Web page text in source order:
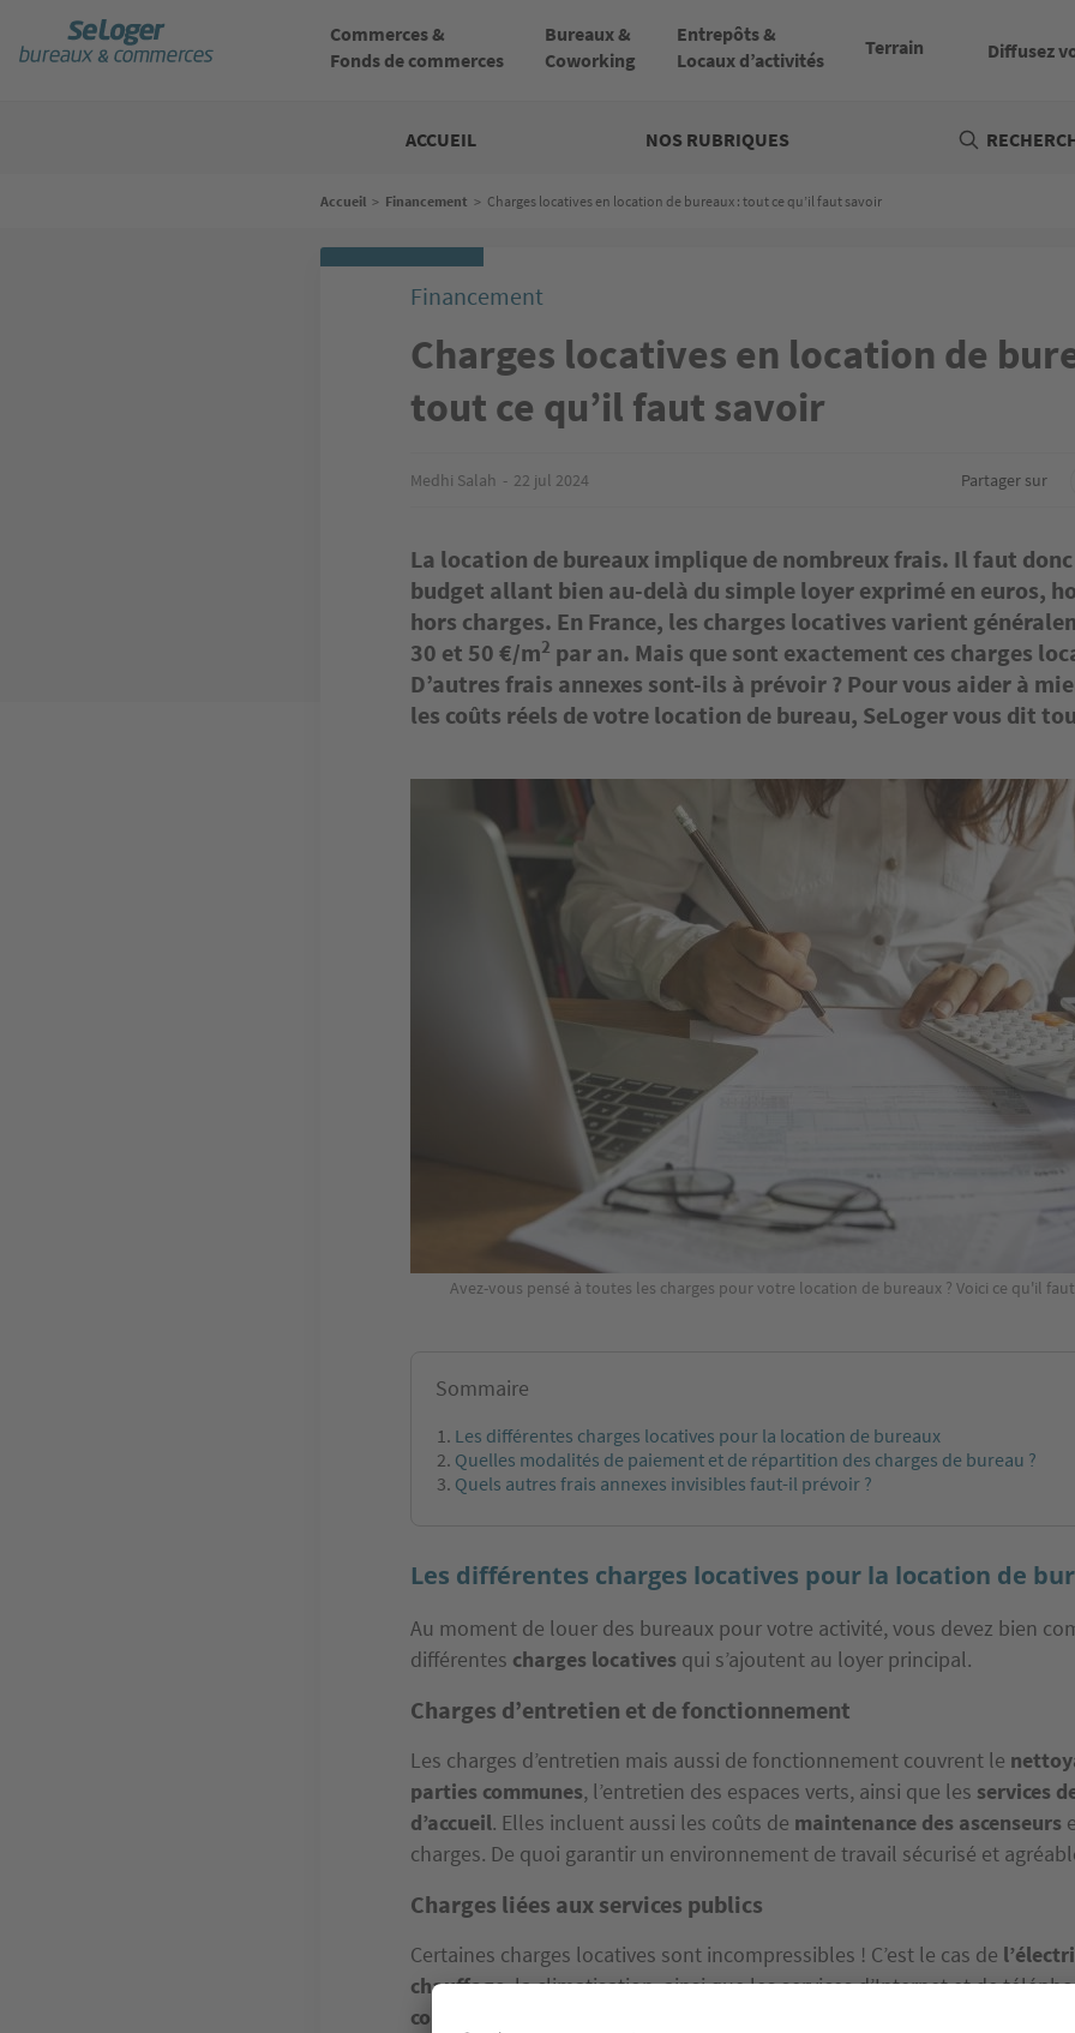
contenu
Commerces &
Fonds de commerces
Bureaux &
Coworking
Entrepôts &
Locaux d’activités
Terrain Diffusez
ACCUEIL NOS RUBRIQUES
Fil
Accueil > Financement > Charges locatives en location de bureaux : tout ce qu’il faut savoir
Financement
Charges locatives en location de
tout ce qu’il faut savoir
Medhi Salah 22 jul 2024 Partager sur
La location de bureaux implique de nombreux frais. Il faut
budget allant bien au-delà du simple loyer exprimé en euros,
hors charges. En France, les charges locatives varient
30 et 50 €/m2 par an. Mais que sont exactement ces charges
D’autres frais annexes sont-ils à prévoir ? Pour vous aider à
les coûts réels de votre location de bureau, SeLoger vous dit
Avez-vous pensé à toutes les charges pour votre location de bureaux ? Voici ce qu'il
Sommaire
Les différentes charges locatives pour la location de bureaux
Quelles modalités de paiement et de répartition des charges de bureau ?
Quels autres frais annexes invisibles faut-il prévoir ?
Les différentes charges locatives pour la location de
Au moment de louer des bureaux pour votre activité, vous devez bien
différentes charges locatives qui s’ajoutent au loyer principal.
Charges d’entretien et de fonctionnement
Les charges d’entretien mais aussi de fonctionnement couvrent le
parties communes, l’entretien des espaces verts, ainsi que les services
d’accueil. Elles incluent aussi les coûts de maintenance des ascenseurs
charges. De quoi garantir un environnement de travail sécurisé et
Charges liées aux services publics
Certaines charges locatives sont incompressibles ! C’est le cas de
chauffage, la climatisation, ainsi que les services d’Internet et de
collecte des déchets